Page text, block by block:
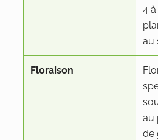
4
au
Floraison
au
de